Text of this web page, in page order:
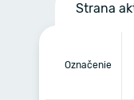
Strana
Označenie